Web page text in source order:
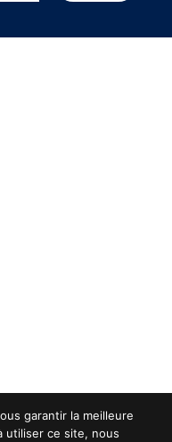
garantir la meilleure
utiliser ce site, nous